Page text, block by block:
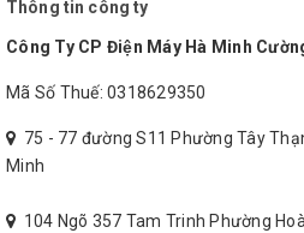
Thông tin công ty
Công Ty CP Điện Máy Hà Minh
Mã Số Thuế: 0318629350
75 - 77 đường S11 Phường Tây
Minh
104 Ngõ 357 Tam Trinh Phường